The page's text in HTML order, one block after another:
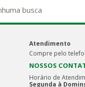
busca
Atendimento
Compre pelo
NOSSOS
Horário de
Segunda à